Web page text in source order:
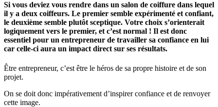
Si vous deviez vous rendre dans un salon de coiffure dans lequel
il y a deux coiffeurs. Le premier semble expérimenté et confiant,
le deuxième semble plutôt sceptique. Votre choix s’orienterait
logiquement vers le premier, et c’est normal ! Il est donc
essentiel pour un entrepreneur de travailler sa confiance en lui
car celle-ci aura un impact direct sur ses résultats.
Être entrepreneur, c’est être le héros de sa propre histoire et de son
projet.
On se doit donc impérativement d’inspirer confiance et de renvoyer
cette image.